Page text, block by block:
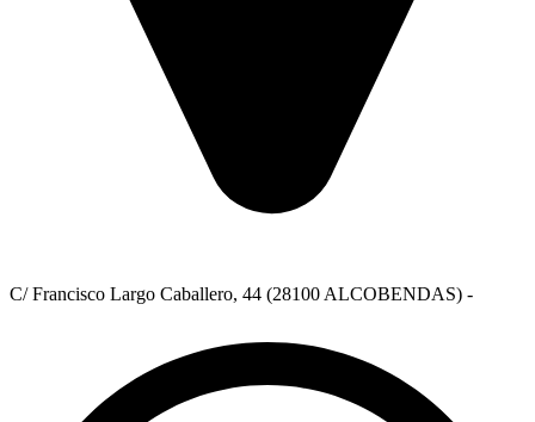
C/ Francisco Largo Caballero, 44 (28100 ALCOBENDAS) -